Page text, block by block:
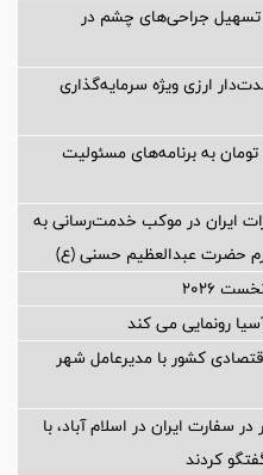
تسهیل جراحی‌های چشم در
ارزی ویژه سرمایه‌گذاری
بیش از ۷۰ میلیارد تومان به برنامه‌های مسئولیت
ایران در موکب خدمت‌رسانی به
حضرت عبدالعظیم حسنی (ع)
۲۰۲۶
رونمایی می کند
کشور با مدیرعامل شهر
سفارت ایران در اسلام آباد، با
كردند